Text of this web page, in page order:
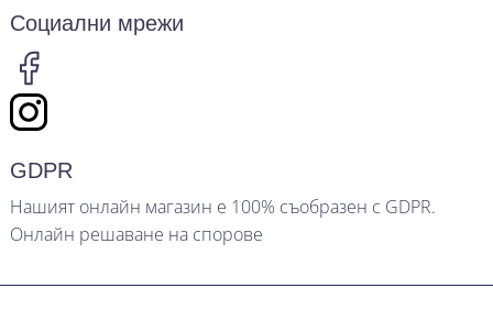
Социални мрежи
GDPR
Нашият онлайн магазин е 100% съобразен с GDPR.
Онлайн решаване на спорове